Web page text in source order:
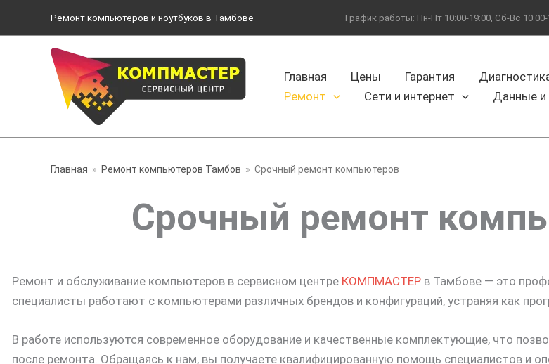
содержимому
Ремонт компьютеров и ноутбуков в Тамбове График работы: Пн-Пт 10:00-19:00, Сб-Вс 10:00-
Главная Цены Гарантия
Ремонт
Сети и интернет Данные
Главная Ремонт компьютеров Тамбов Срочный ремонт компьютеров
Срочный ремонт
Ремонт и обслуживание компьютеров в сервисном центре КОМПМАСТЕР в Тамбове — это
специалисты работают с компьютерами различных брендов и конфигураций, устраняя как
В работе используются современное оборудование и качественные комплектующие, что
после ремонта. Обращаясь к нам, вы получаете квалифицированную помощь специалистов и